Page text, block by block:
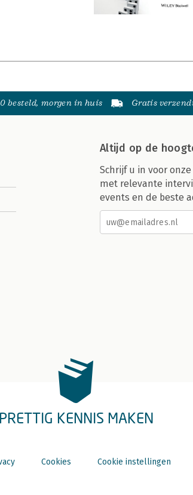
besteld, morgen in huis Gratis
Altijd op de
Schrijf u in voor
met relevante
events en de beste
PRETTIG KENNIS MAKEN
Cookies Cookie instellingen